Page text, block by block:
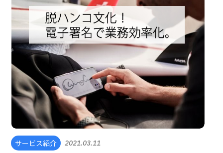
サービス紹介 2021.03.11